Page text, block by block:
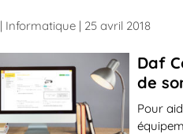
| Informatique | 25 avril 2018
Daf
de
Pour